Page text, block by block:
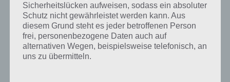
Was ist 94%? In der App 94% musst du auf Basis eines Bildes oder
einer Aussage die Antworten herausfinden, die von anderen Spielern
am häufigsten genannt worden sind. Nur so kannst du das nächste
Level freischalten. Zusammenaddiert ergeben alle Antworten 94
Prozent, wovon die App ihren Namen hat. Entsprechend ist 94
Sicherheitslücken aufweisen, sodass ein absoluter
Schutz nicht gewährleistet werden kann. Aus
diesem Grund steht es jeder betroffenen Person
frei, personenbezogene Daten auch auf
alternativen Wegen, beispielsweise telefonisch, an
uns zu übermitteln.